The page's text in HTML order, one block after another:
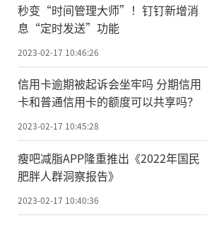
秒变“时间管理大师”！钉钉新增消
息“定时发送”功能
2023-02-17 10:46:26
信用卡逾期被起诉会坐牢吗 分期信用
卡和普通信用卡的额度可以共享吗？
2023-02-17 10:45:28
瘦吧减脂APP隆重推出《2022年国民
肥胖人群洞察报告》
2023-02-17 10:40:36